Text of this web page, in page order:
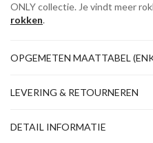
ONLY collectie. Je vindt meer
rokken.
OPGEMETEN MAATTABEL
LEVERING & RETOURNEREN
DETAIL INFORMATIE